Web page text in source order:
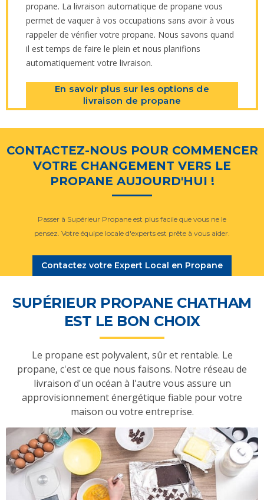
propane. La livraison automatique de propane vous
permet de vaquer à vos occupations sans avoir à vous
rappeler de vérifier votre propane. Nous savons quand
il est temps de faire le plein et nous planifions
automatiquement votre livraison.
En savoir plus sur les options de
livraison de propane
CONTACTEZ-NOUS POUR COMMENCER
VOTRE CHANGEMENT VERS LE
PROPANE AUJOURD'HUI !
Passer à Supérieur Propane est plus facile que vous ne le
pensez. Votre équipe locale d'experts est prête à vous aider.
Contactez votre Expert Local en Propane
SUPÉRIEUR PROPANE CHATHAM
EST LE BON CHOIX
Le propane est polyvalent, sûr et rentable. Le
propane, c'est ce que nous faisons. Notre réseau de
livraison d'un océan à l'autre vous assure un
approvisionnement énergétique fiable pour votre
maison ou votre entreprise.